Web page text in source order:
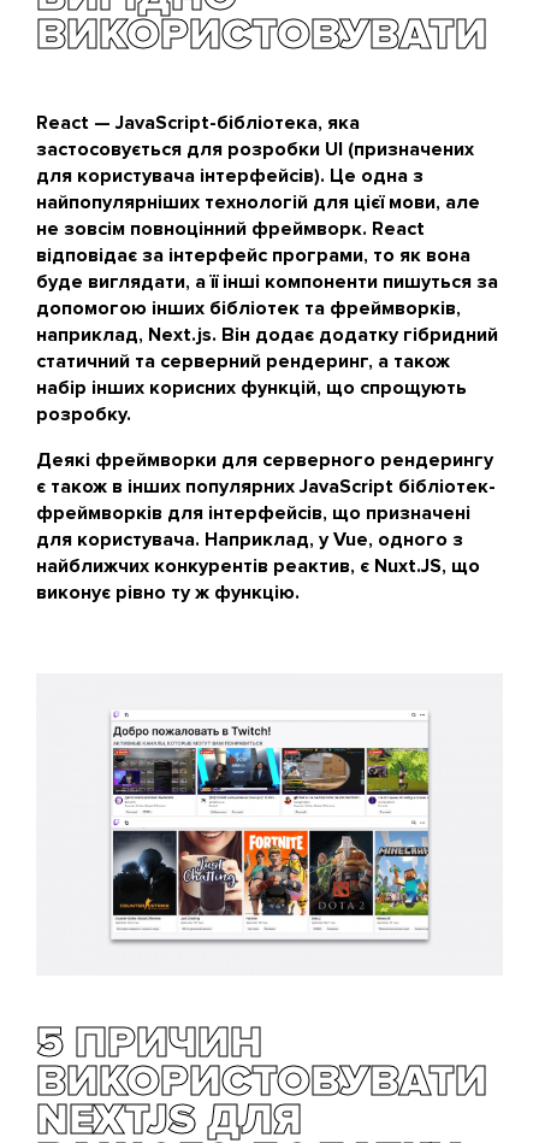
ВИКОРИСТОВУВАТИ
React — JavaScript-бібліотека, яка
застосовується для розробки UI (призначених
для користувача інтерфейсів). Це одна з
найпопулярніших технологій для цієї мови, але
не зовсім повноцінний фреймворк. React
відповідає за інтерфейс програми, то як вона
буде виглядати, а її інші компоненти пишуться за
допомогою інших бібліотек та фреймворків,
наприклад, Next.js. Він додає додатку гібридний
статичний та серверний рендеринг, а також
набір інших корисних функцій, що спрощують
розробку.
Деякі фреймворки для серверного рендерингу
є також в інших популярних JavaScript бібліотек-
фреймворків для інтерфейсів, що призначені
для користувача. Наприклад, у Vue, одного з
найближчих конкурентів реактив, є Nuxt.JS, що
виконує рівно ту ж функцію.
5 ПРИЧИН
ВИКОРИСТОВУВАТИ
NEXTJS ДЛЯ